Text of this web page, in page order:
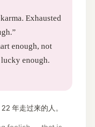
Exhausted
enough, not
enough.
年走过来的人。